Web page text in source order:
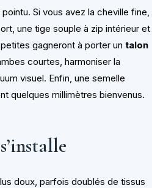
Si vous avez la cheville fine,
une tige souple à zip intérieur et
gagneront à porter untalon
courtes, harmoniser la
visuel. Enfin, une semelle
quelques millimètres bienvenus.
doux, parfois doublés de tissus